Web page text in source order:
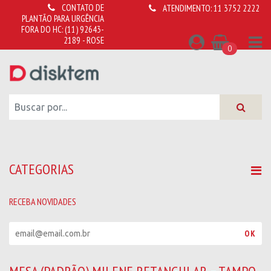
CONTATO DE
PLANTÃO PARA URGÊNCIA
FORA DO HC:(11) 92643-
2189 - ROSE
ATENDIMENTO:11 3752 2222
0
CATEGORIAS
RECEBA NOVIDADES
OK